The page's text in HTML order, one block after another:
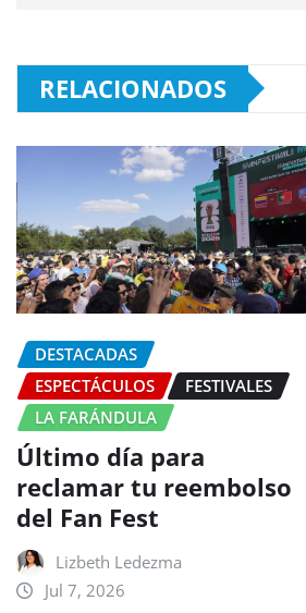
RELACIONADOS
DESTACADAS
ESPECTÁCULOS
FESTIVALES
LA FARÁNDULA
Último día para
reclamar tu reembolso
del Fan Fest
Lizbeth Ledezma
Jul 7, 2026